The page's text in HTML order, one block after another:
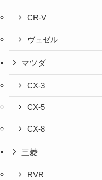
CR-V
ヴェゼル
マツダ
CX-3
CX-5
CX-8
三菱
RVR